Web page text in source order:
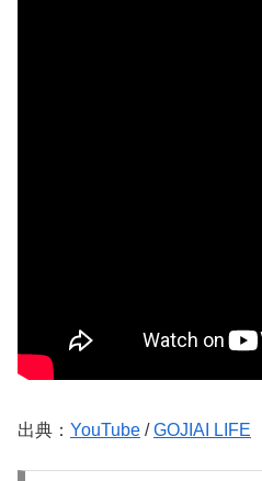
出典： YouTube /GOJIAI LIFE